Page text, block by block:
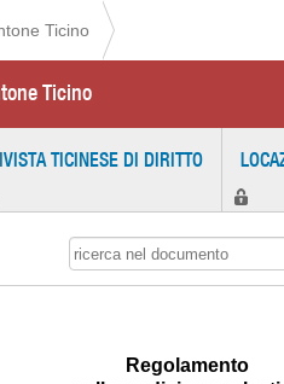
Ticino
Ticino
TICINESE DI DIRITTO
Regolamento